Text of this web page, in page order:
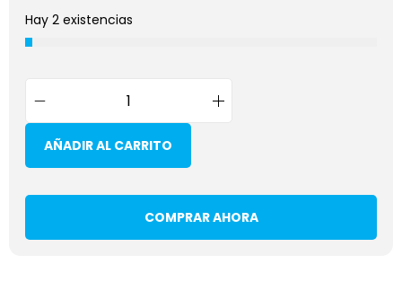
Hay 2 existencias
AÑADIR AL CARRITO
COMPRAR AHORA